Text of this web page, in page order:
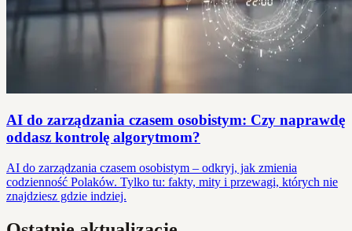
AI do zarządzania czasem osobistym: Czy naprawdę
oddasz kontrolę algorytmom?
AI do zarządzania czasem osobistym – odkryj, jak zmienia
codzienność Polaków. Tylko tu: fakty, mity i przewagi, których nie
znajdziesz gdzie indziej.